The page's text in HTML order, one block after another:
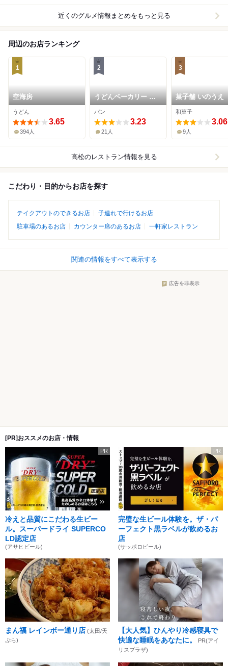
近くのグルメ情報まとめをもっと見る
周辺のお店ランキング
1
空海房
うどん
3.65
394人
2
うどんベーカリー 空
麦
パン
3.23
21人
3
菓子舗 いのうえ
和菓子
3.06
9人
高松のレストラン情報を見る
こだわり・目的からお店を探す
テイクアウトのできるお店
子連れで行けるお店
駐車場のあるお店
カウンター席のあるお店 一軒家レストラン
関連の情報をすべて表示する
広告を非表示
[PR]おススメのお店・情報
PR
冷えと品質にこだわる生ビー
ル。スーパードライ SUPERCO
LD認定店
(アサヒビール)
PR
完璧な生ビール体験を。ザ・パ
ーフェクト黒ラベルが飲めるお
店
(サッポロビール)
まん福 レインボー通り店 (太田/天
ぷら)
【大人気】ひんやり冷感寝具で
快適な睡眠をあなたに。
PR(アイ
リスプラザ)